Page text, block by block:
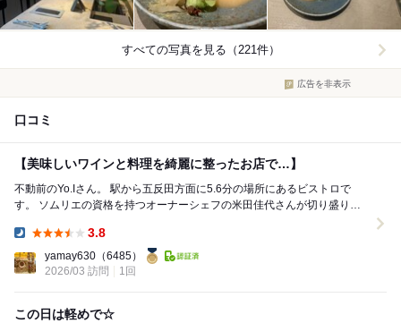
すべての写真を見る（221件）
広告を非表示
口コミ
【美味しいワインと料理を綺麗に整ったお店で…】
不動前のYo.Iさん。 駅から五反田方面に5.6分の場所にあるビストロで
す。 ソムリエの資格を持つオーナーシェフの米田佳代さんが切り盛りす
3.8
yamay630 （6485）
2026/03 訪問
1回
この日は軽めで☆